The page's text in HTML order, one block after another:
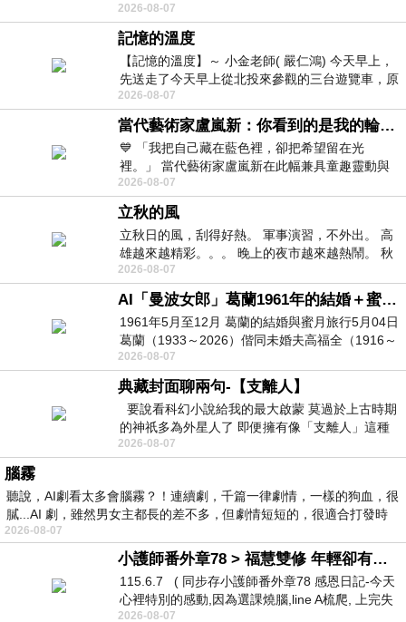
Starring Monica Barbaro
2026-08-07
記憶的溫度
【記憶的溫度】～ 小金老師( 嚴仁鴻) 今天早上，
先送走了今天早上從北投來參觀的三台遊覽車，原
以為展場已經差不多要安靜下來，卻發
2026-08-07
當代藝術家盧嵐新：你看到的是我的輪廓，還是你的故事？——藏在藍色裡的希望與光
💙 「我把自己藏在藍色裡，卻把希望留在光
裡。」 當代藝術家盧嵐新在此幅兼具童趣靈動與
抽象韻味的新作中，用湛藍的羽翼般色塊包覆著
2026-08-07
立秋的風
立秋日的風，刮得好熱。 軍事演習，不外出。 高
雄越來越精彩。。。 晚上的夜市越來越熱鬧。 秋
天的風刮得很熱 夜遊消暑熱。。。
2026-08-07
AI「曼波女郎」葛蘭1961年的結婚＋蜜月旅行 #戀上老電影 #葛蘭 #粟子
1961年5月至12月 葛蘭的結婚與蜜月旅行5月04日
葛蘭（1933～2026）偕同未婚夫高福全（1916～
2004）乘郵輪赴倫敦6月15日於英國倫敦St.S
2026-08-07
典藏封面聊兩句-【支離人】
要說看科幻小說給我的最大啟蒙 莫過於上古時期
的神祇多為外星人了 即便擁有像「支離人」這種
驚世駭俗的神通法門 也未必讀
2026-08-07
腦霧
聽說，AI劇看太多會腦霧？！連續劇，千篇一律劇情，一樣的狗血，很
膩...AI 劇，雖然男女主都長的差不多，但劇情短短的，很適合打發時
2026-08-07
小護師番外章78 > 福慧雙修 年輕卻有個老靈魂 ㄑ金剛經〉podcast
115.6.7 ( 同步存小護師番外章78 感恩日記-今天
心裡特別的感動,因為選課燒腦,line A梳爬, 上完失
智課的她,特來傾
2026-08-07